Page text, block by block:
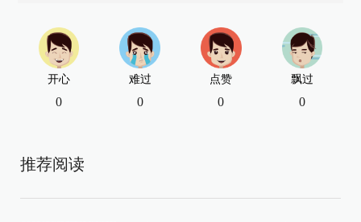
开心
0
难过
0
点赞
0
飘过
0
推荐阅读